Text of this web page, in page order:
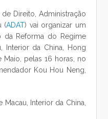
Direito, Administração
(ADAT) vai organizar um
da Reforma do Regime
Interior da China, Hong
Maio, pelas 16 horas, no
Kou Hou Neng,
Interior da China,